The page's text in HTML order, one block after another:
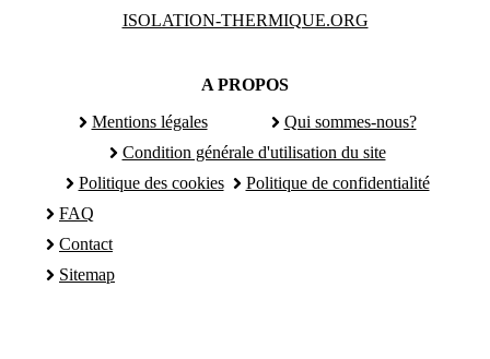
ISOLATION-THERMIQUE.ORG
A PROPOS
Mentions légales
Qui sommes-nous?
Condition générale d'utilisation du site
Politique des cookies
Politique de confidentialité
FAQ
Contact
Sitemap